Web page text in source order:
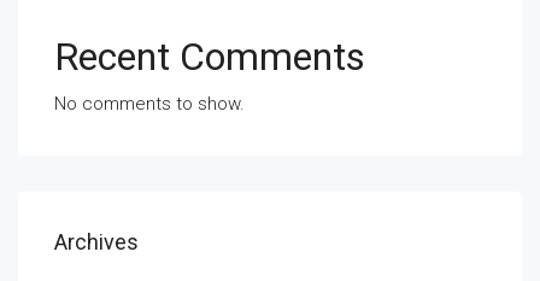
Recent Comments
No comments to show.
Archives